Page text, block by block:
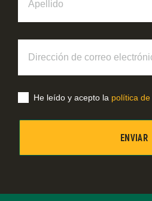
correo
electrónico
He leído y acepto la política